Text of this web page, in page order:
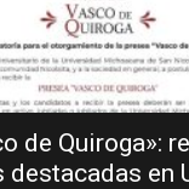
de Quiroga»:
destacadas en